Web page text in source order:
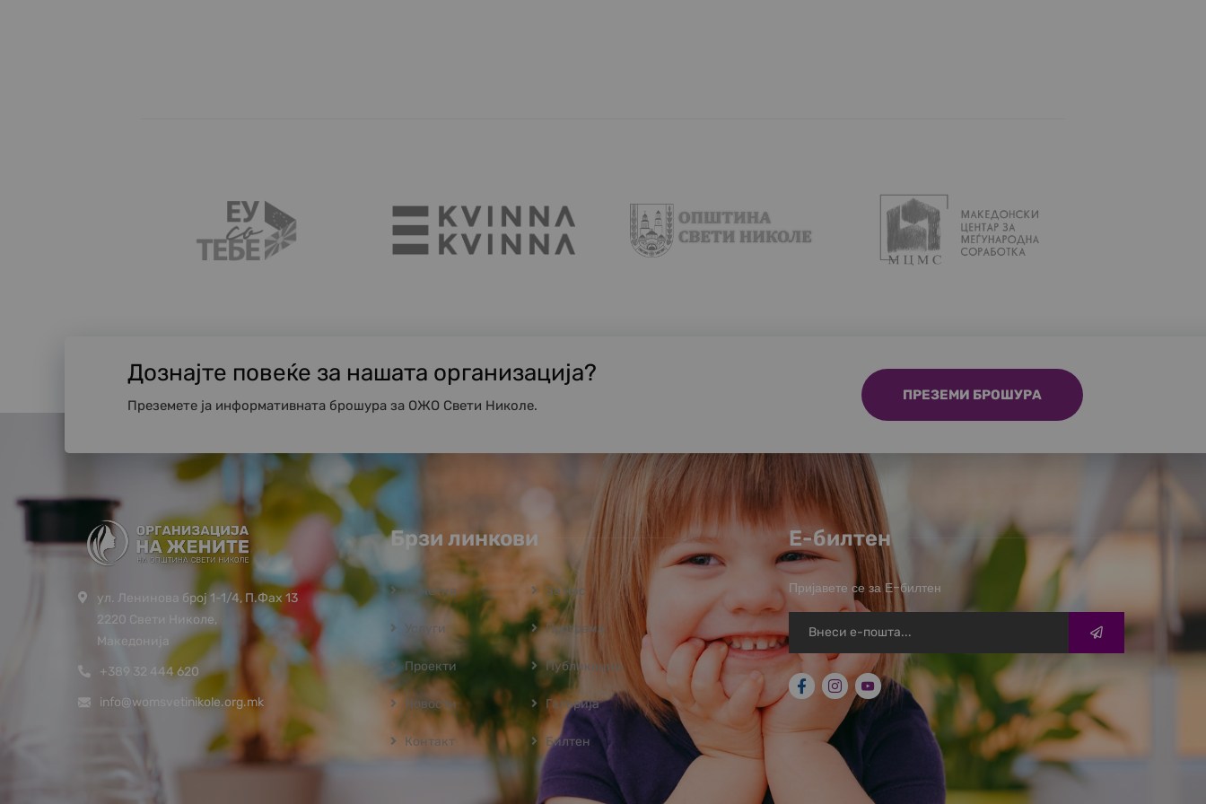
Дознајте повеќе за нашата организација?
Преземете ја информативната брошура за ОЖО Свети Николе.
ПРЕЗЕМИ БРОШУРА
ул. Ленинова број 1-1/4, П.Фах 13
2220 Свети Николе,
Македонија
+389 32 444 620
info@womsvetinikole.org.mk
Брзи линкови
Почетна За нас
Услуги Програмa
Проекти Публикации
Новости Галерија
Контакт Билтен
Е-билтен
Пријавете се за Е-билтен